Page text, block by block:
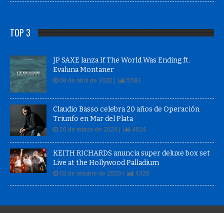
TOP 3
JP SAXE lanza If The World Was Ending ft.
Evaluna Montaner
08 de abril de 2020 | 5593
Claudio Basso celebra 20 años de Operación
Triunfo en Mar del Plata
26 de marzo de 2024 | 4624
KEITH RICHARDS anuncia super deluxe box set
Live at the Hollywood Palladium
02 de octubre de 2020 | 4320